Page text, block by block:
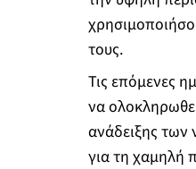
τους.
Τις επόμενες
να
ανάδειξης των
για τη χαμηλή